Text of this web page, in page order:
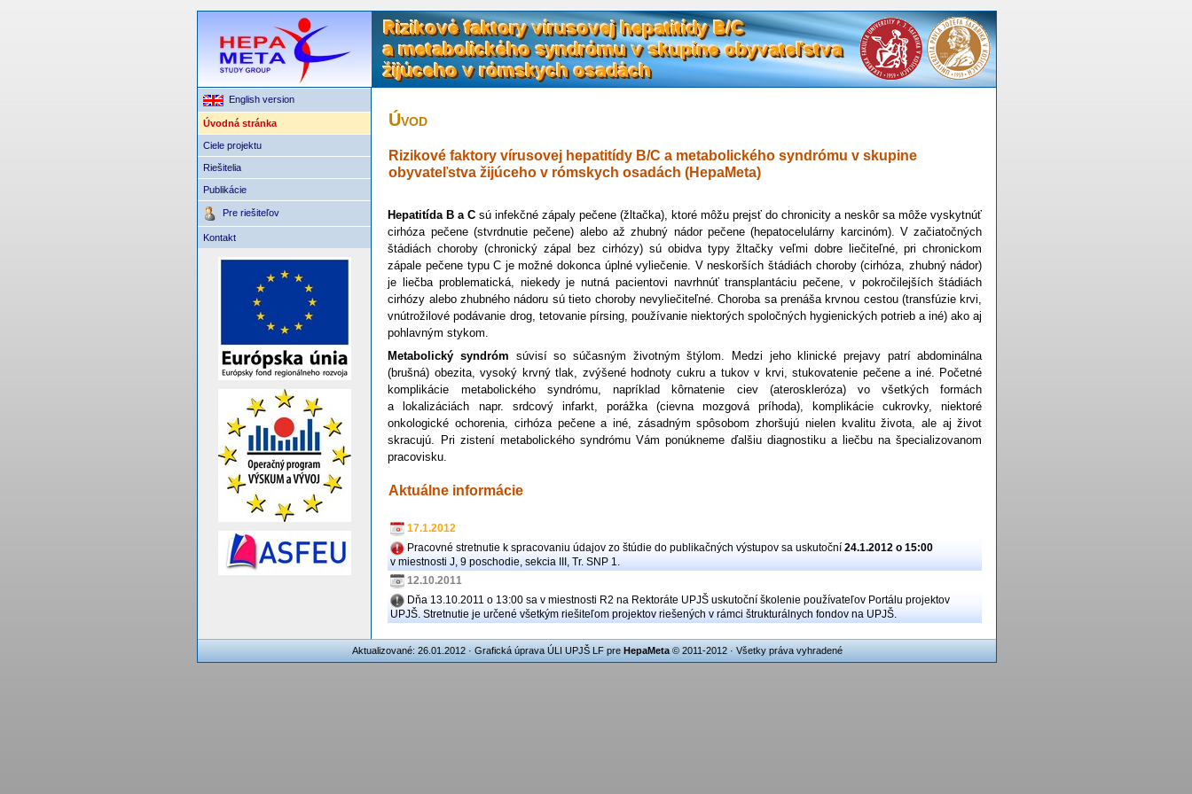
English version
Úvodná stránka
Ciele projektu
Riešitelia
Publikácie
Pre riešiteľov
Kontakt
Úvod
Rizikové faktory vírusovej hepatitídy B/C a metabolického syndrómu v skupine
obyvateľstva žijúceho v rómskych osadách (HepaMeta)
Hepatitída B a C sú infekčné zápaly pečene (žltačka), ktoré môžu prejsť do chronicity a neskôr sa môže vyskytnúť
cirhóza pečene (stvrdnutie pečene) alebo až zhubný nádor pečene (hepatocelulárny karcinóm). V začiatočných
štádiách choroby (chronický zápal bez cirhózy) sú obidva typy žltačky veľmi dobre liečiteľné, pri chronickom
zápale pečene typu C je možné dokonca úplné vyliečenie. V neskorších štádiách choroby (cirhóza, zhubný nádor)
je liečba problematická, niekedy je nutná pacientovi navrhnúť transplantáciu pečene, v pokročilejších štádiách
cirhózy alebo zhubného nádoru sú tieto choroby nevyliečiteľné. Choroba sa prenáša krvnou cestou (transfúzie krvi,
vnútrožilové podávanie drog, tetovanie pírsing, používanie niektorých spoločných hygienických potrieb a iné) ako aj
pohlavným stykom.
Metabolický syndróm súvisí so súčasným životným štýlom. Medzi jeho klinické prejavy patrí abdominálna
(brušná) obezita, vysoký krvný tlak, zvýšené hodnoty cukru a tukov v krvi, stukovatenie pečene a iné. Početné
komplikácie metabolického syndrómu, napríklad kôrnatenie ciev (ateroskleróza) vo všetkých formách
a lokalizáciách napr. srdcový infarkt, porážka (cievna mozgová príhoda), komplikácie cukrovky, niektoré
onkologické ochorenia, cirhóza pečene a iné, zásadným spôsobom zhoršujú nielen kvalitu života, ale aj život
skracujú. Pri zistení metabolického syndrómu Vám ponúkneme ďalšiu diagnostiku a liečbu na špecializovanom
pracovisku.
Aktuálne informácie
17.1.2012
Pracovné stretnutie k spracovaniu údajov zo štúdie do publikačných výstupov sa uskutoční24.1.2012 o 15:00
v miestnosti J, 9 poschodie, sekcia III, Tr. SNP 1.
12.10.2011
Dňa 13.10.2011 o 13:00 sa v miestnosti R2 na Rektoráte UPJŠ uskutoční školenie používateľov Portálu projektov
UPJŠ. Stretnutie je určené všetkým riešiteľom projektov riešených v rámci štrukturálnych fondov na UPJŠ.
Aktualizované: 26.01.2012· Grafická úprava ÚLI UPJŠ LF pre HepaMeta© 2011-2012 · Všetky práva vyhradené